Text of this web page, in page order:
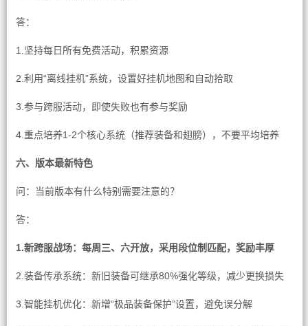
答：
1.坚持每日所有免费活动，积累资源
2.利用“离线挂机”系统，设置好挂机地图和自动拾取
3.参与跨服活动，即使失败也有参与奖励
4.重点培养1-2个核心系统（推荐装备和翅膀），不要平均培养
六、版本最新特色
问：当前版本有什么特别需要注意的？
答：
1.新跨服战场：每周三、六开放，采用段位制匹配，奖励丰厚
2.装备传承系统：新旧装备可继承80%强化等级，减少更换损失
3.智能挂机优化：新增“极品装备保护”设置，避免误分解